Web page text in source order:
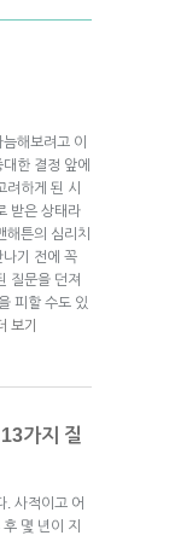
해보려고 이
한 결정 앞에
하게 된 시
받은 상태라
튼의 심리치
기 전에 꼭
질문을 던져
피할 수도 있
보기
가지 질
. 사적이고 어
몇 년이 지